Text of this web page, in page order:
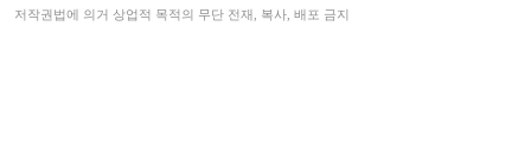
저작권법에 의거 상업적 목적의 무단 전재, 복사, 배포 금지